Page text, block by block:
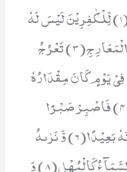
سَاَلَ سَآىٕلٌۢ بِعَذَابٍ وَّاقِعٍ(1) لِّلْكٰفِرِیْنَ لَیْسَ لَهٗ
دَافِعٌ(2) مِّنَ اللّٰهِ ذِی الْمَعَارِجِ(3) تَعْرُجُ
یَوْمٍ كَانَ مِقْدَارُهٗ
خَمْسِیْنَ اَلْفَ سَنَةٍ(4) فَاصْبِرْ صَبْرًا
جَمِیْلًا(5) اِنَّهُمْ یَرَوْنَهٗ بَعِیْدًا(6) وَّ نَرٰىهُ
قَرِیْبًا(7) یَوْمَ تَكُوْنُ السَّمَآءُ كَالْمُهْلِ(8) وَ